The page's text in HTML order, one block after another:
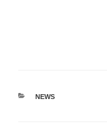
カ
NEWS